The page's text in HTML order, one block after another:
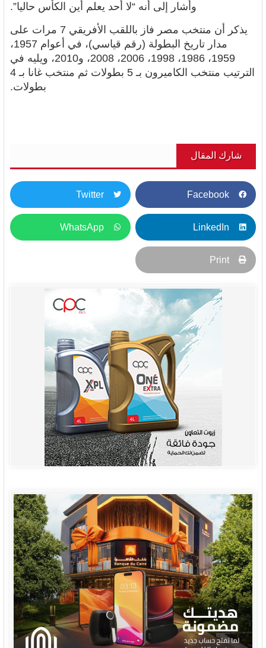
وأشار إلى أنه “لا أحد يعلم أين الكأس حاليا”.
يذكر أن منتخب مصر فاز باللقب الأفريقي 7 مرات على
مدار تاريخ البطولة (رقم قياسي)، في أعوام 1957،
1959، 1986، 1998، 2006، 2008، و2010، ويليه في
الترتيب منتخب الكاميرون بـ 5 بطولات ثم منتخب غانا بـ 4
بطولات.
شارك المقال
Facebook
Twitter
LinkedIn
WhatsApp
Print